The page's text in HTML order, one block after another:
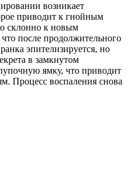
возникает
приводит к гнойным
склонно к новым
после продолжительного
эпителизируется, но
в замкнутом
ямку, что приводит
Процесс воспаления снова